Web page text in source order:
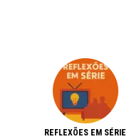
REFLEXÕES EM SÉRIE